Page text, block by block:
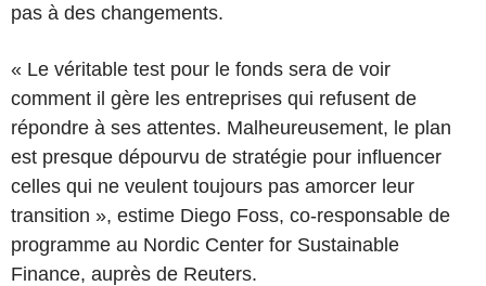
pas à des changements.
« Le véritable test pour le fonds sera de voir
comment il gère les entreprises qui refusent de
répondre à ses attentes. Malheureusement, le plan
est presque dépourvu de stratégie pour influencer
celles qui ne veulent toujours pas amorcer leur
transition », estime Diego Foss, co-responsable de
programme au Nordic Center for Sustainable
Finance, auprès de Reuters.